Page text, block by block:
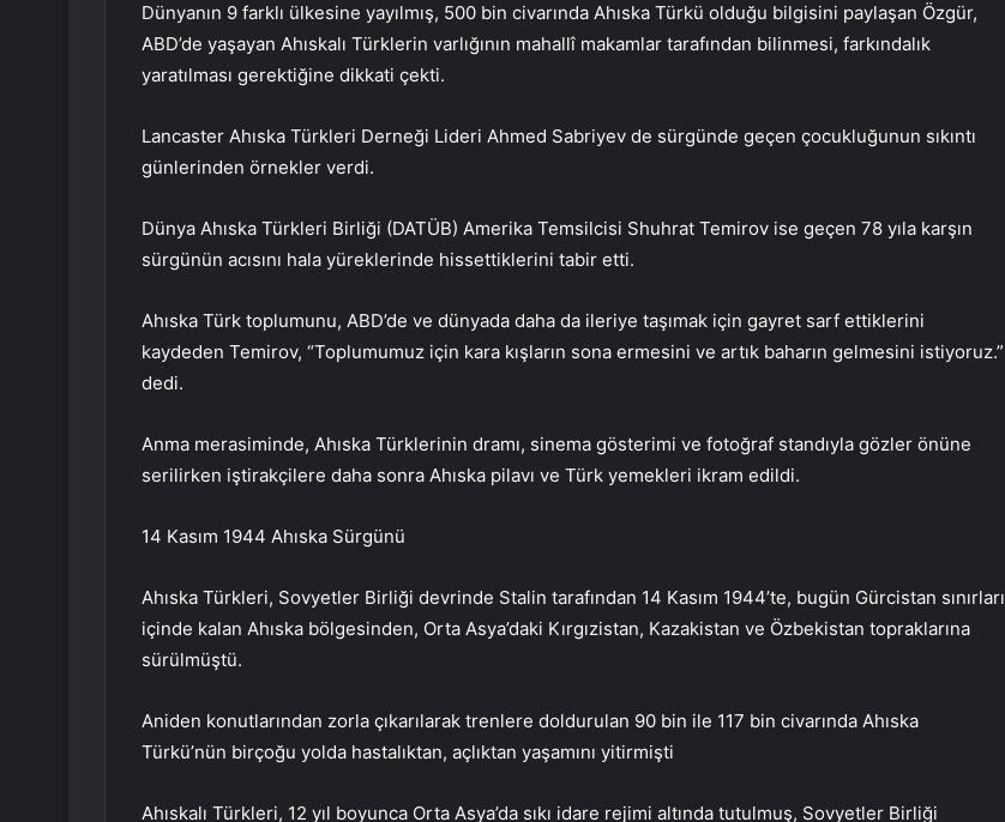
Dünyanın 9 farklı ülkesine yayılmış, 500 bin civarında Ahıska Türkü olduğu bilgisini paylaşan Özgür,
ABD’de yaşayan Ahıskalı Türklerin varlığının mahallî makamlar tarafından bilinmesi, farkındalık
yaratılması gerektiğine dikkati çekti.
Lancaster Ahıska Türkleri Derneği Lideri Ahmed Sabriyev de sürgünde geçen çocukluğunun sıkıntı
günlerinden örnekler verdi.
Dünya Ahıska Türkleri Birliği (DATÜB) Amerika Temsilcisi Shuhrat Temirov ise geçen 78 yıla karşın
sürgünün acısını hala yüreklerinde hissettiklerini tabir etti.
Ahıska Türk toplumunu, ABD’de ve dünyada daha da ileriye taşımak için gayret sarf ettiklerini
kaydeden Temirov, “Toplumumuz için kara kışların sona ermesini ve artık baharın gelmesini istiyoruz.”
dedi.
Anma merasiminde, Ahıska Türklerinin dramı, sinema gösterimi ve fotoğraf standıyla gözler önüne
serilirken iştirakçilere daha sonra Ahıska pilavı ve Türk yemekleri ikram edildi.
14 Kasım 1944 Ahıska Sürgünü
Ahıska Türkleri, Sovyetler Birliği devrinde Stalin tarafından 14 Kasım 1944’te, bugün Gürcistan sınırları
içinde kalan Ahıska bölgesinden, Orta Asya’daki Kırgızistan, Kazakistan ve Özbekistan topraklarına
sürülmüştü.
Aniden konutlarından zorla çıkarılarak trenlere doldurulan 90 bin ile 117 bin civarında Ahıska
Türkü’nün birçoğu yolda hastalıktan, açlıktan yaşamını yitirmişti
Ahıskalı Türkleri, 12 yıl boyunca Orta Asya’da sıkı idare rejimi altında tutulmuş, Sovyetler Birliği